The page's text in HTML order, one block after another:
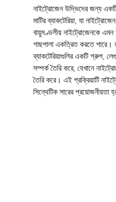
নাইট্রোজেন উদ্ভিদের জন্য
মাটির ব্যাকটেরিয়া, যা
বায়ুমণ্ডলীয় নাইট্রোজেনকে
গাছপালা একত্রিত করতে পারে।
ব্যাকটেরিয়াগুলির একটি গ্রুপ,
সম্পর্ক তৈরি করে, যেখানে
তৈরি করে। এই প্রক্রিয়াটি
সিন্থেটিক সারের প্রয়োজনীয়তা